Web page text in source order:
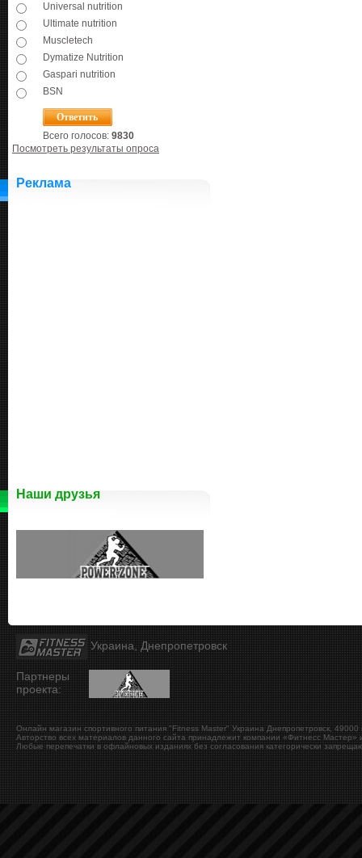
Universal nutrition
Ultimate nutrition
Muscletech
Dymatize Nutrition
Gaspari nutrition
BSN
Всего голосов: 9830
Посмотреть результаты опроса
Реклама
Наши друзья
Украина, Днепропетровск
Партнеры
проекта:
Онлайн магазин спортивного питания "Fitness Master" Украина Днепропетровск, 49000
Авторство всех материалов данного сайта принадлежит компании «Фитнесс Мастер»
Любые перепечатки в офлайновых изданиях без согласования категорически